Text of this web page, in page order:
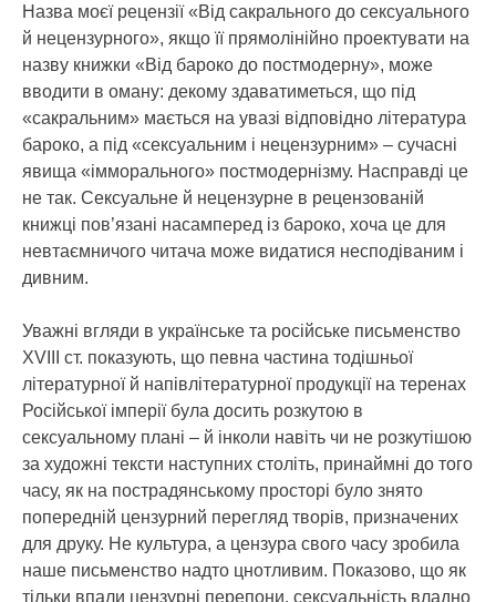
Назва моєї рецензії «Від сакрального до сексуального
й нецензурного», якщо її прямолінійно проектувати на
назву книжки «Від бароко до постмодерну», може
вводити в оману: декому здаватиметься, що під
«сакральним» мається на увазі відповідно література
бароко, а під «сексуальним і нецензурним» – сучасні
явища «імморального» постмодернізму. Насправді це
не так. Сексуальне й нецензурне в рецензованій
книжці пов’язані насамперед із бароко, хоча це для
невтаємничого читача може видатися несподіваним і
дивним.
Уважні вгляди в українське та російське письменство
XVIII ст. показують, що певна частина тодішньої
літературної й напівлітературної продукції на теренах
Російської імперії була досить розкутою в
сексуальному плані – й інколи навіть чи не розкутішою
за художні тексти наступних століть, принаймні до того
часу, як на пострадянському просторі було знято
попередній цензурний перегляд творів, призначених
для друку. Не культура, а цензура свого часу зробила
наше письменство надто цнотливим. Показово, що як
тільки впали цензурні перепони, сексуальність владно